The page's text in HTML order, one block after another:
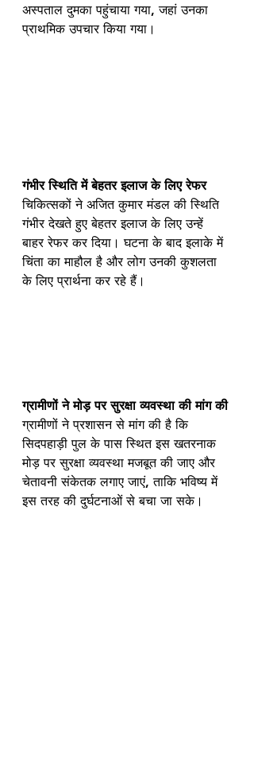
अस्पताल दुमका पहुंचाया गया, जहां उनका
प्राथमिक उपचार किया गया।
गंभीर स्थिति में बेहतर इलाज के लिए रेफर
चिकित्सकों ने अजित कुमार मंडल की स्थिति
गंभीर देखते हुए बेहतर इलाज के लिए उन्हें
बाहर रेफर कर दिया। घटना के बाद इलाके में
चिंता का माहौल है और लोग उनकी कुशलता
के लिए प्रार्थना कर रहे हैं।
ग्रामीणों ने मोड़ पर सुरक्षा व्यवस्था की मांग की
ग्रामीणों ने प्रशासन से मांग की है कि
सिदपहाड़ी पुल के पास स्थित इस खतरनाक
मोड़ पर सुरक्षा व्यवस्था मजबूत की जाए और
चेतावनी संकेतक लगाए जाएं, ताकि भविष्य में
इस तरह की दुर्घटनाओं से बचा जा सके।